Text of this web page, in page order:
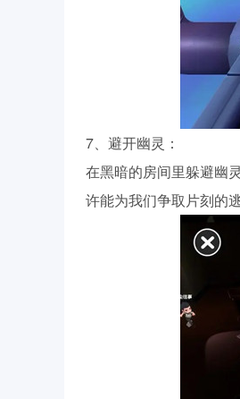
7、避开幽灵：
在黑暗的房间里躲避幽
许能为我们争取片刻的